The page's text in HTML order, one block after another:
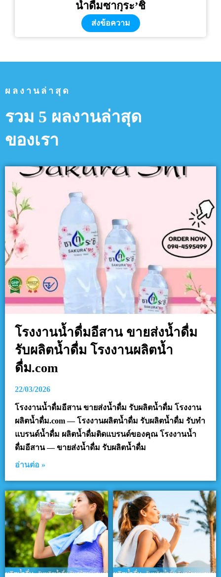
น้ำดื่มซากุระ’ชิ
ส่งข้อความ
ผลงานล่าสุด
รวม 5 ผลงานล่าสุด
ของเรา
โรงงานน้ำดื่มอีสาน ขายส่งน้ำดื่ม
รับผลิตน้ำดื่ม โรงงานผลิตน้ำ
ดื่ม.com
22/03/2026
โรงงานน้ำดื่มอีสาน ขายส่งน้ำดื่ม รับผลิตน้ำดื่ม โรงงาน
ผลิตน้ำดื่ม.com — โรงงานผลิตน้ำดื่ม รับผลิตน้ำดื่ม รับทำ
แบรนด์น้ำดื่ม ผลิตน้ำดื่มติดแบรนด์ของคุณ โรงงานน้ำ
ดื่มอีสาน — ขายส่งน้ำดื่ม รับผลิตน้ำดื่ม
อ่านต่อ »